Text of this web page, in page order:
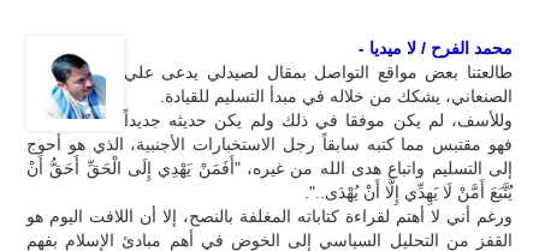
محمد الفرح / لا ميديا -
طالعتنا بعض مواقع التواصل بمقال لصيدلي يدعى علي
الصنعاني، يشكك من خلاله في مبدأ التسليم للقيادة.
وللأسف، لم يكن موفقا في ذلك ولم يكن حديثه جديداً
فهو مقتبس مما كتبه سابقاً رجل الاستخبارات الأجنبية، الذي هو أحوج
إلى التسليم واتباع هدى الله من غيره، "أَفَمَنْ يَهْدِي إِلَى الْحَقِّ أَحَقُّ أَنْ
يُتَّبَعَ أَمَّنْ لَا يَهِدِّي إِلَّا أَنْ يُهْدَى..".
ورغم أني لا أهتم لقراءة كتاباته المغلفة بالنصح، إلا أن اللافت اليوم هو
القفز من التحليل السياسي إلى الخوض في أهم مبادئ الإسلام بفهم